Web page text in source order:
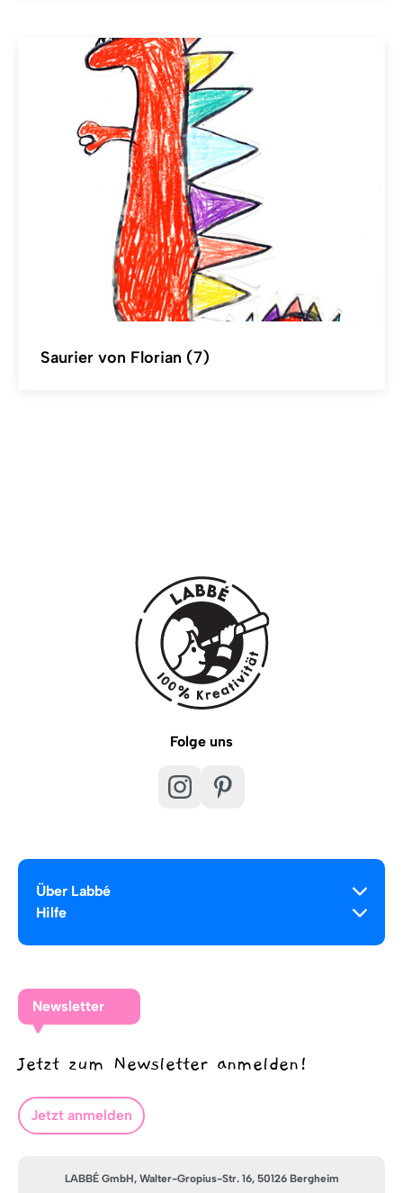
Saurier von Florian (7)
Folge uns
Über Labbé
Hilfe
Newsletter
Jetzt zum Newsletter anmelden!
Jetzt anmelden
LABBÉ GmbH, Walter-Gropius-Str. 16, 50126 Bergheim